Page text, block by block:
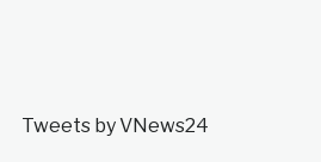
Tweets by VNews24